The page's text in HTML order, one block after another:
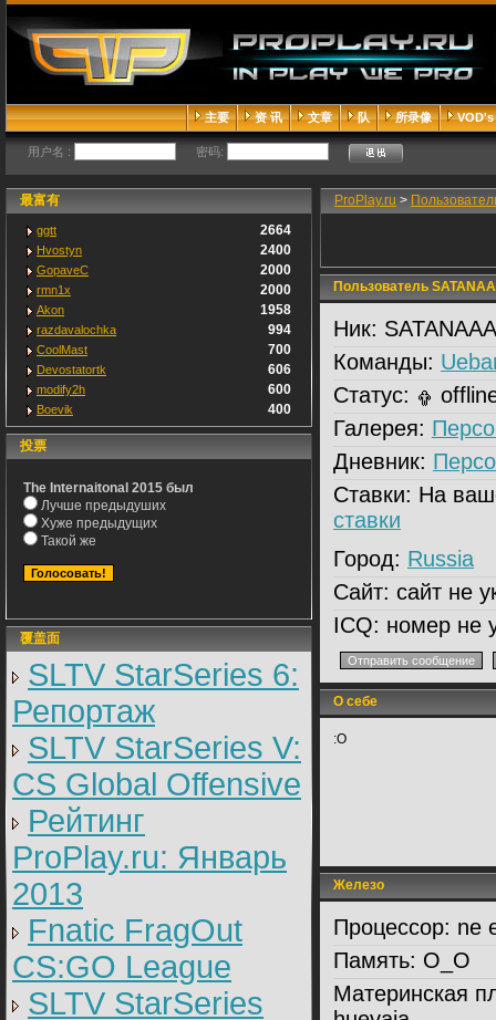
主要 资 讯 文章 队 所录像 VOD's
用户名 : 密码:
最富有
ggtt 2664
Hvostyn 2400
GopaveC 2000
rmn1x 2000
Akon 1958
razdavalochka 994
CoolMast 700
Devostatortk 606
modify2h 600
Boevik 400
投票
The Internaitonal 2015 был
Лучше предыдуших
Хуже предыдущих
Такой же
覆盖面
SLTV StarSeries 6:
Репортаж
SLTV StarSeries V:
CS Global Offensive
Рейтинг
ProPlay.ru: Январь
2013
Fnatic FragOut
CS:GO League
SLTV StarSeries
ProPlay.ru >
Пользователь
Ник:
Команды:
Статус:
Галерея:
Дневник:
Ставки: На
ставки
Город: Russia
Сайт: сайт не
ICQ: номер не
О себе
:O
Железо
Процессор: ne
Память: O_O
Материнская